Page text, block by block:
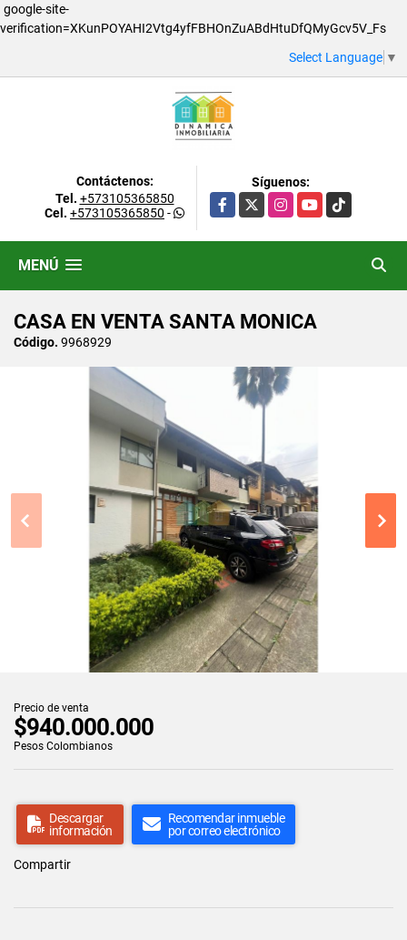
google-site-
verification=XKunPOYAHI2Vtg4yfFBHOnZuABdHtuDfQMyGcv5V_Fs
Select Language ▼
Contáctenos:
Tel. +573105365850
Cel. +573105365850 -
Síguenos:
Facebook
X InstagramYouTubeTikTok
MENÚ
CASA EN VENTA SANTA MONICA
Código. 9968929
Precio de venta
$940.000.000
Pesos Colombianos
Descargar
información
Recomendar inmueble
por correo electrónico
Compartir